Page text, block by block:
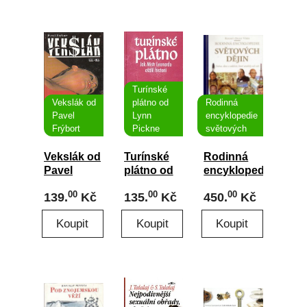
Vekslák od
Pavel
Frýbort
Vekslák od
Pavel
139.00 Kč
Turínské
plátno od
Lynn
Pickne
Turínské
plátno od
Picknett,
Clive
Prince
135.00Kč
Rodinná
encyklopedie
světových
Rodinná
encyklopedie
dějin od
antologie
450.00 Kč